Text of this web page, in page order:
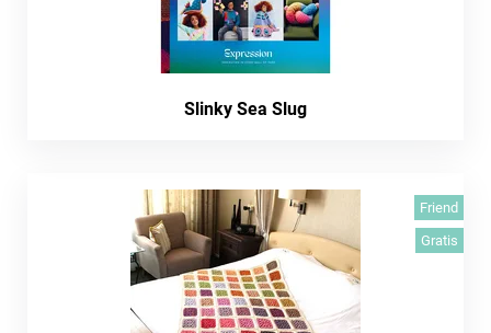
Slinky Sea Slug
Friend
Gratis